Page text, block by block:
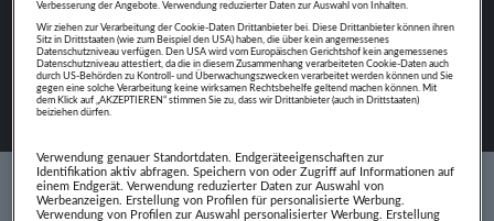
Verbesserung der Angebote. Verwendung reduzierter Daten zur Auswahl von Inhalten.
Wir ziehen zur Verarbeitung der Cookie-Daten Drittanbieter bei. Diese Drittanbieter können ihren
Sitz in Drittstaaten (wie zum Beispiel den USA) haben, die über kein angemessenes
Datenschutzniveau verfügen. Den USA wird vom Europäischen Gerichtshof kein angemessenes
Datenschutzniveau attestiert, da die in diesem Zusammenhang verarbeiteten Cookie-Daten auch
durch US-Behörden zu Kontroll- und Überwachungszwecken verarbeitet werden können und Sie
gegen eine solche Verarbeitung keine wirksamen Rechtsbehelfe geltend machen können. Mit
dem Klick auf „AKZEPTIEREN“ stimmen Sie zu, dass wir Drittanbieter (auch in Drittstaaten)
beiziehen dürfen.
Verwendung genauer Standortdaten. Endgeräteeigenschaften zur
Identifikation aktiv abfragen. Speichern von oder Zugriff auf Informationen auf
einem Endgerät. Verwendung reduzierter Daten zur Auswahl von
Werbeanzeigen. Erstellung von Profilen für personalisierte Werbung.
Verwendung von Profilen zur Auswahl personalisierter Werbung. Erstellung